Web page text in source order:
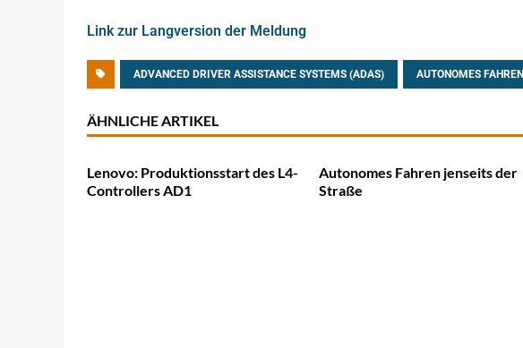
Link zur Langversion der Meldung
ADVANCED DRIVER ASSISTANCE SYSTEMS (ADAS) AUTONOMES FAHREN
ÄHNLICHE ARTIKEL
Lenovo: Produktionsstart des L4-
Controllers AD1
Autonomes Fahren jenseits der
Straße